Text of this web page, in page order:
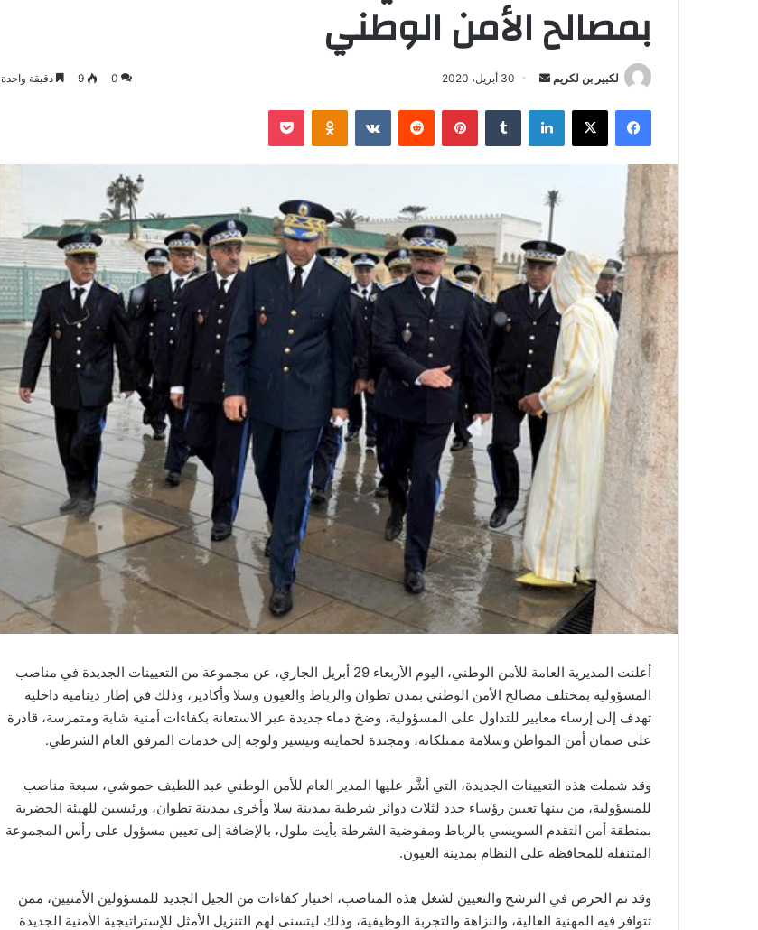
بمصالح الأمن الوطني
لكبير بن لكريم
ل
ب
د
ا
إ
ل
ك
ن
ا
30 أبريل، 2020 0
9 دقيقة واحدة
فيسبوك لينكدإن بينتيريست
أعلنت المديرية العامة للأمن الوطني، اليوم الأربعاء 29 أبريل الجاري، عن مجموعة من التعيينات الجديدة في مناصب
المسؤولية بمختلف مصالح الأمن الوطني بمدن تطوان والرباط والعيون وسلا وأكادير، وذلك في إطار دينامية داخلية
تهدف إلى إرساء معايير للتداول على المسؤولية، وضخ دماء جديدة عبر الاستعانة بكفاءات أمنية شابة ومتمرسة، قادرة
على ضمان أمن المواطن وسلامة ممتلكاته، ومجندة لحمايته وتيسير ولوجه إلى خدمات المرفق العام الشرطي.
وقد شملت هذه التعيينات الجديدة، التي أشَّر عليها المدير العام للأمن الوطني عبد اللطيف حموشي، سبعة مناصب
للمسؤولية، من بينها تعيين رؤساء جدد لثلاث دوائر شرطية بمدينة سلا وأخرى بمدينة تطوان، ورئيسين للهيئة الحضرية
بمنطقة أمن التقدم السويسي بالرباط ومفوضية الشرطة بأيت ملول، بالإضافة إلى تعيين مسؤول على رأس المجموعة
المتنقلة للمحافظة على النظام بمدينة العيون.
وقد تم الحرص في الترشح والتعيين لشغل هذه المناصب، اختيار كفاءات من الجيل الجديد للمسؤولين الأمنيين، ممن
تتوافر فيه المهنية العالية، والنزاهة والتجربة الوظيفية، وذلك ليتسنى لهم التنزيل الأمثل للإستراتيجية الأمنية الجديدة